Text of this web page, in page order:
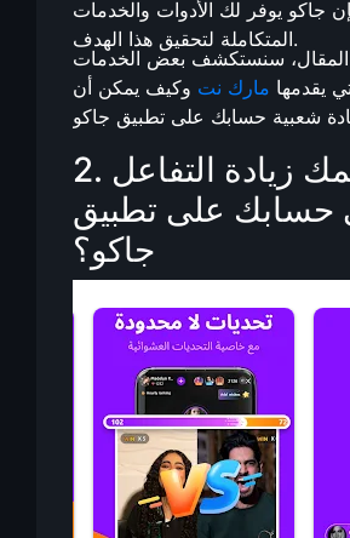
جاكو يوفر لك الأدوات والخدمات
المتكاملة لتحقيق هذا الهدف.
سنستكشف بعض الخدمات
يقدمها مارك نت وكيف يمكن أن
شعبية حسابك على تطبيق جاكو
2. لماذا يهمك زيادة التفاعل
حسابك على تطبيق
جاكو؟